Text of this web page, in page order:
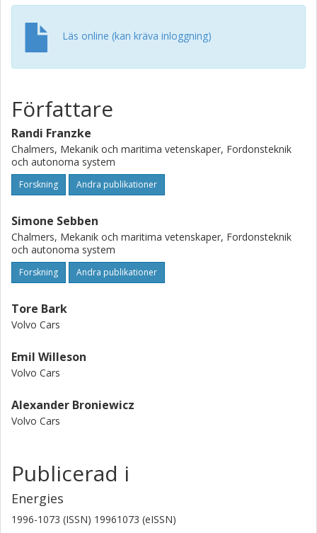
Läs online (kan kräva inloggning)
Författare
Randi Franzke
Chalmers, Mekanik och maritima vetenskaper, Fordonsteknik
och autonoma system
Forskning Andra publikationer
Simone Sebben
Chalmers, Mekanik och maritima vetenskaper, Fordonsteknik
och autonoma system
Forskning Andra publikationer
Tore Bark
Volvo Cars
Emil Willeson
Volvo Cars
Alexander Broniewicz
Volvo Cars
Publicerad i
Energies
1996-1073 (ISSN) 19961073 (eISSN)